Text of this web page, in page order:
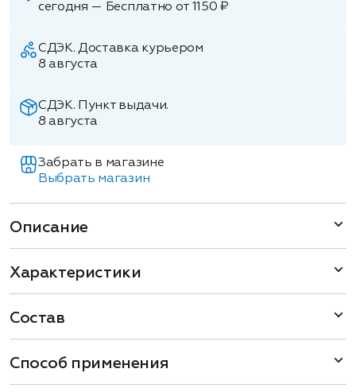
сегодня — Бесплатно от 1150 ₽
СДЭК. Доставка курьером
8 августа
СДЭК. Пункт выдачи.
8 августа
Забрать в магазине
Выбрать магазин
Описание
Характеристики
Состав
Способ применения